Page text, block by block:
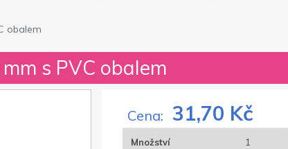
obalem
s PVC obalem
Cena: 31,70 Kč
Množství 1